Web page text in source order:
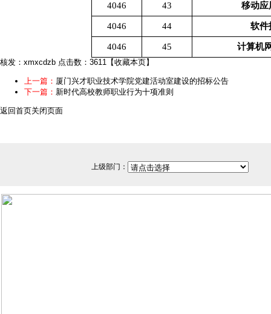
4046 43 移动应
4046 44 软件
4046 45 计算机
核发：xmxcdzb 点击数：3611 【收藏本页】
上一篇： 厦门兴才职业技术学院党建活动室建设的招标公告
下一篇： 新时代高校教师职业行为十项准则
返回首页关闭页面
上级部门：